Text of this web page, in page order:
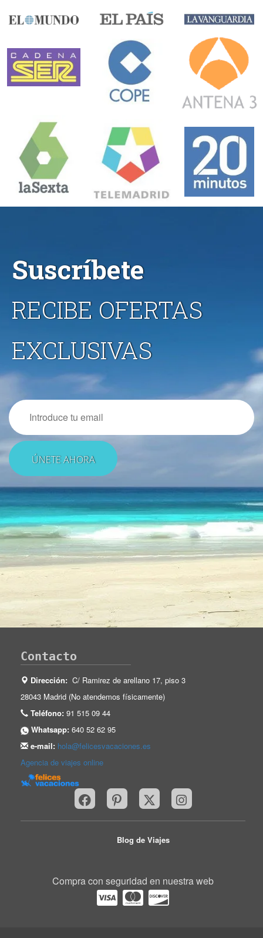
Suscríbete
RECIBE OFERTAS
EXCLUSIVAS
Email
Contacto
Dirección: C/ Ramirez de arellano 17, piso 3
28043 Madrid (No atendemos físicamente)
Teléfono: 91 515 09 44
Whatsapp: 640 52 62 95
e-mail: hola@felicesvacaciones.es
Agencia de viajes online
Blog de Viajes
Compra con seguridad en nuestra web